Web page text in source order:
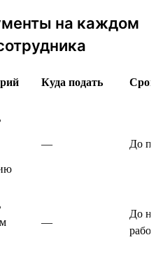
на каждом
Куда подать Срок
— До
—
До